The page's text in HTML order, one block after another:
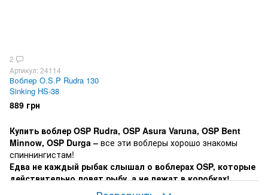
2
Артикул: 24114
Воблер O.S.P Rudra 130
Sinking HS-38
889 грн
Купить воблер OSP Rudra, OSP Asura Varuna, OSP Bent
Minnow, OSP Durga – все эти воблеры хорошо знакомы
спиннингистам!
Едва не каждый рыбак слышал о воблерах OSP, которые
действительно ловят рыбу, а не лежат в коробках!